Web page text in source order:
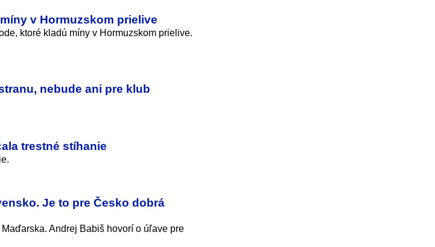
v Hormuzskom prielive
ktoré kladú míny v Hormuzskom prielive.
nebude ani pre klub
trestné stíhanie
Je to pre Česko dobrá
Andrej Babiš hovorí o úľave pre